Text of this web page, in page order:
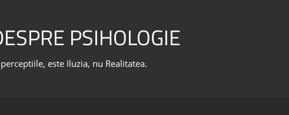
PSIHOLOGIE
este Iluzia, nu Realitatea.